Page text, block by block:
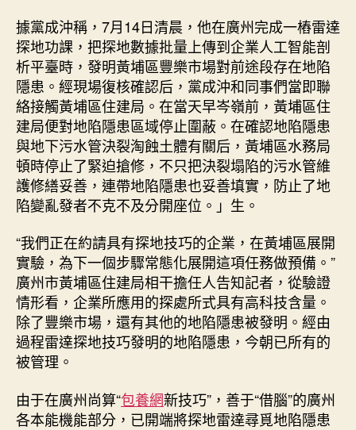
據黨成沖稱，7月14日清晨，他在廣州完成一樁雷達
探地功課，把探地數據批量上傳到企業人工智能剖
析平臺時，發明黃埔區豐樂市場對前途段存在地陷
隱患。經現場復核確認后，黨成沖和同事們當即聯
絡接觸黃埔區住建局。在當天早岑嶺前，黃埔區住
建局便對地陷隱患區域停止圍蔽。在確認地陷隱患
與地下污水管決裂淘蝕土體有關后，黃埔區水務局
頓時停止了緊迫搶修，不只把決裂塌陷的污水管維
護修繕妥善，連帶地陷隱患也妥善填實，防止了地
陷變亂發者不克不及分開座位。」生。
“我們正在約請具有探地技巧的企業，在黃埔區展開
實驗，為下一個步驟常態化展開這項任務做預備。”
廣州市黃埔區住建局相干擔任人告知記者，從驗證
情形看，企業所應用的探處所式具有高科技含量。
除了豐樂市場，還有其他的地陷隱患被發明。經由
過程雷達探地技巧發明的地陷隱患，今朝已所有的
被管理。
由于在廣州尚算“包養網新技巧”，善于“借腦”的廣州
各本能機能部分，已開端將探地雷達尋覓地陷隱患